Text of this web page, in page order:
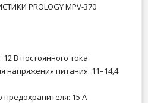
PROLOGY MPV-370
В постоянного тока
напряжения питания: 11–14,4
15 А